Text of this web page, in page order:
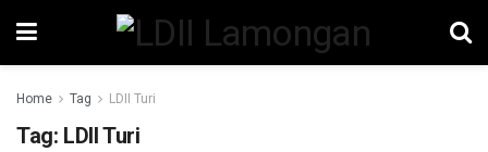
Home Tag LDII Turi
Tag: LDII Turi